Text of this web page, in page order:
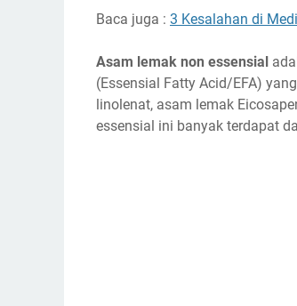
Baca juga : 3 Kesalahan di
Asam lemak non essensial
(Essensial Fatty Acid/EFA)
linolenat, asam lemak
essensial ini banyak terdapat